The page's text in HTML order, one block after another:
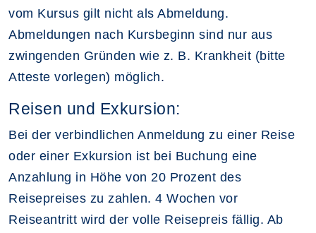
vom Kursus gilt nicht als Abmeldung.
Abmeldungen nach Kursbeginn sind nur aus
zwingenden Gründen wie z. B. Krankheit (bitte
Atteste vorlegen) möglich.
Reisen und Exkursion:
Bei der verbindlichen Anmeldung zu einer Reise
oder einer Exkursion ist bei Buchung eine
Anzahlung in Höhe von 20 Prozent des
Reisepreises zu zahlen. 4 Wochen vor
Reiseantritt wird der volle Reisepreis fällig. Ab